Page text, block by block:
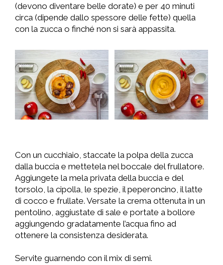
(devono diventare belle dorate) e per 40 minuti
circa (dipende dallo spessore delle fette) quella
con la zucca o finché non si sarà appassita.
Con un cucchiaio, staccate la polpa della zucca
dalla buccia e mettetela nel boccale del frullatore.
Aggiungete la mela privata della buccia e del
torsolo, la cipolla, le spezie, il peperoncino, il latte
di cocco e frullate. Versate la crema ottenuta in un
pentolino, aggiustate di sale e portate a bollore
aggiungendo gradatamente l’acqua fino ad
ottenere la consistenza desiderata.
Servite guarnendo con il mix di semi.